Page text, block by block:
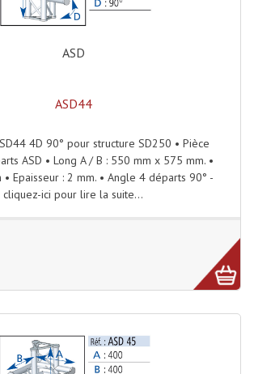
Angles Structure SC150
Angles Structure SD250
Angles Trio Steel Acier
Cercle Monotube
Crochets Et Accessoires
Embases Pour Structure
ASD
ASD44
4D 90° pour structure SD250 • Pièce
ASD • Long A / B : 550 mm x 575 mm. •
• Epaisseur : 2 mm. • Angle 4 départs 90° -
cliquez-ici pour lire la suite...